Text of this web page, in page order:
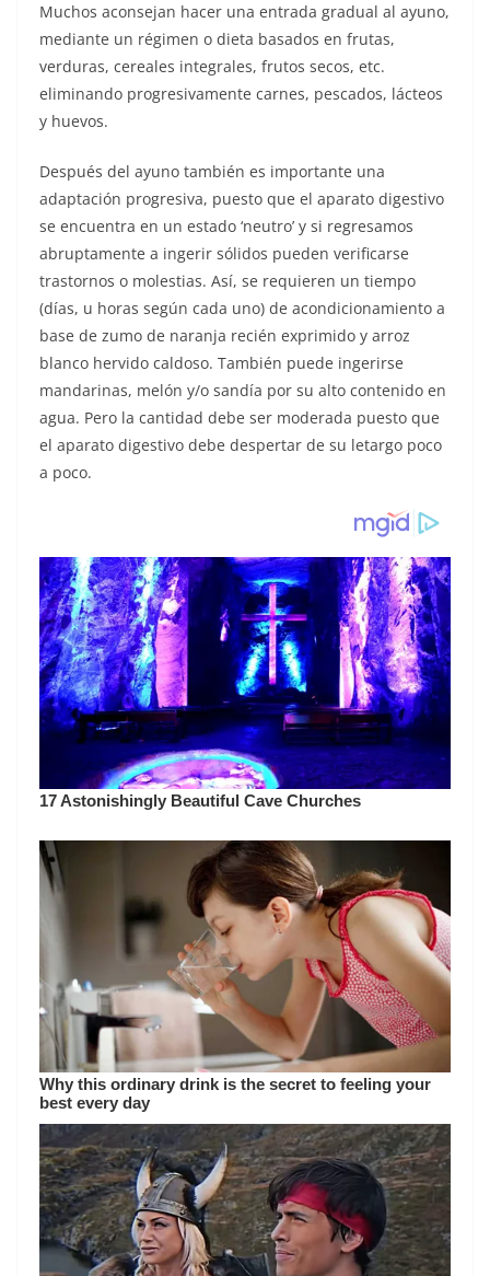
Muchos aconsejan hacer una entrada gradual al ayuno,
mediante un régimen o dieta basados en frutas,
verduras, cereales integrales, frutos secos, etc.
eliminando progresivamente carnes, pescados, lácteos
y huevos.
Después del ayuno también es importante una
adaptación progresiva, puesto que el aparato digestivo
se encuentra en un estado ‘neutro’ y si regresamos
abruptamente a ingerir sólidos pueden verificarse
trastornos o molestias. Así, se requieren un tiempo
(días, u horas según cada uno) de acondicionamiento a
base de zumo de naranja recién exprimido y arroz
blanco hervido caldoso. También puede ingerirse
mandarinas, melón y/o sandía por su alto contenido en
agua. Pero la cantidad debe ser moderada puesto que
el aparato digestivo debe despertar de su letargo poco
a poco.